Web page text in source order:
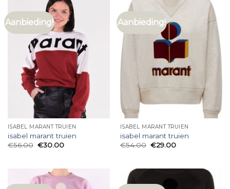
Aanbieding!
ISABEL MARANT TRUIEN
isabel marant truien
€56.00 €30.00
Aanbieding!
ISABEL MARANT TRUIEN
isabel marant truien
€54.00 €29.00